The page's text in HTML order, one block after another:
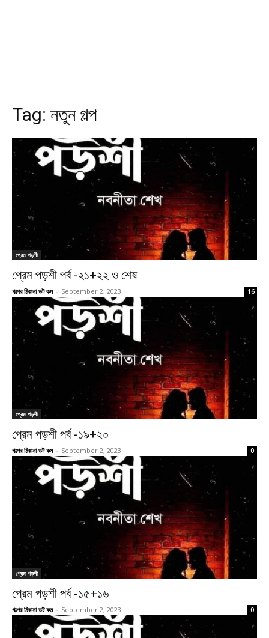
Tag: নতুন গল্প
প্রেম পড়শী
প্রেম পড়শী পর্ব -২১+২২ ও শেষ
গল্পের ঠিকানা ডট কম - September 2, 2023 16
প্রেম পড়শী
প্রেম পড়শী পর্ব -১৯+২০
গল্পের ঠিকানা ডট কম - September 2, 2023 0
প্রেম পড়শী
প্রেম পড়শী পর্ব -১৫+১৬
গল্পের ঠিকানা ডট কম - September 2, 2023 0